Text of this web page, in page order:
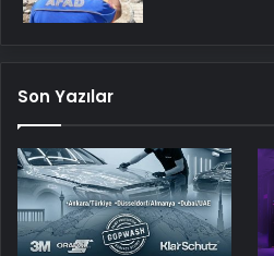
Son Yazılar